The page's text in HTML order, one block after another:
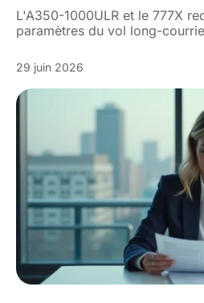
L'A350-1000ULR et le 777X
paramètres du vol long-
29 juin 2026